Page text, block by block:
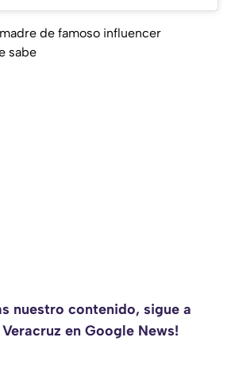
de famoso influencer
sabe
nuestro contenido, sigue a
en Google News!